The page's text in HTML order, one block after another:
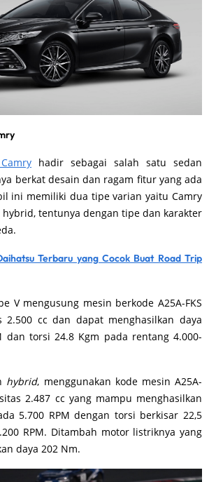
hadir sebagai salah satu sedan
berkat desain dan ragam fitur yang ada
ini memiliki dua tipe varian yaitu Camry
hybrid, tentunya dengan tipe dan karakter
Terbaru yang Cocok Buat Road Trip
V mengusung mesin berkode A25A-FKS
2.500 cc dan dapat menghasilkan daya
dan torsi 24.8 Kgm pada rentang 4.000-
hybrid, menggunakan kode mesin A25A-
2.487 cc yang mampu menghasilkan
5.700 RPM dengan torsi berkisar 22,5
RPM. Ditambah motor listriknya yang
daya 202 Nm.